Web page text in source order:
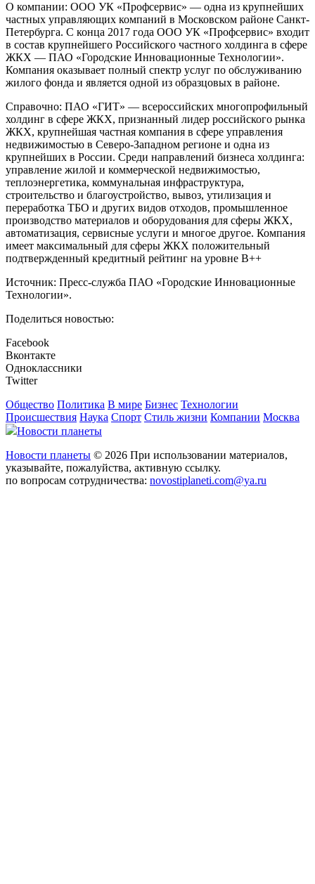
О компании: ООО УК «Профсервис» — одна из крупнейших
частных управляющих компаний в Московском районе Санкт-
Петербурга. С конца 2017 года ООО УК «Профсервис» входит
в состав крупнейшего Российского частного холдинга в сфере
ЖКХ — ПАО «Городские Инновационные Технологии».
Компания оказывает полный спектр услуг по обслуживанию
жилого фонда и является одной из образцовых в районе.
Справочно: ПАО «ГИТ» — всероссийских многопрофильный
холдинг в сфере ЖКХ, признанный лидер российского рынка
ЖКХ, крупнейшая частная компания в сфере управления
недвижимостью в Северо-Западном регионе и одна из
крупнейших в России. Среди направлений бизнеса холдинга:
управление жилой и коммерческой недвижимостью,
теплоэнергетика, коммунальная инфраструктура,
строительство и благоустройство, вывоз, утилизация и
переработка ТБО и других видов отходов, промышленное
производство материалов и оборудования для сферы ЖКХ,
автоматизация, сервисные услуги и многое другое. Компания
имеет максимальный для сферы ЖКХ положительный
подтвержденный кредитный рейтинг на уровне B++
Источник: Пресс-служба ПАО «Городские Инновационные
Технологии».
Поделиться новостью:
Facebook
Вконтакте
Одноклассники
Twitter
Общество Политика В мире Бизнес Технологии
Происшествия Наука Спорт Стиль жизни Компании Москва
Новости планеты
Новости планеты © 2026 При использовании материалов,
указывайте, пожалуйства, активную ссылку.
по вопросам сотрудничества: novostiplaneti.com@ya.ru